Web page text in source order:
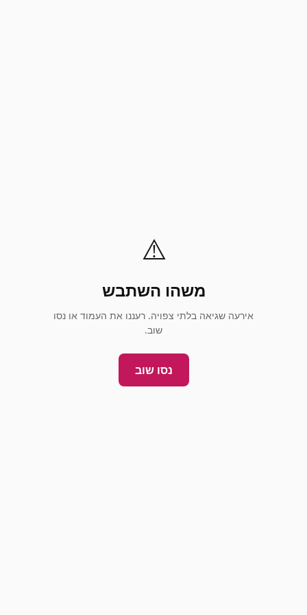
⚠️
משהו השתבש
אירעה שגיאה בלתי צפויה. רעננו את העמוד או נסו
שוב.
נסו שוב